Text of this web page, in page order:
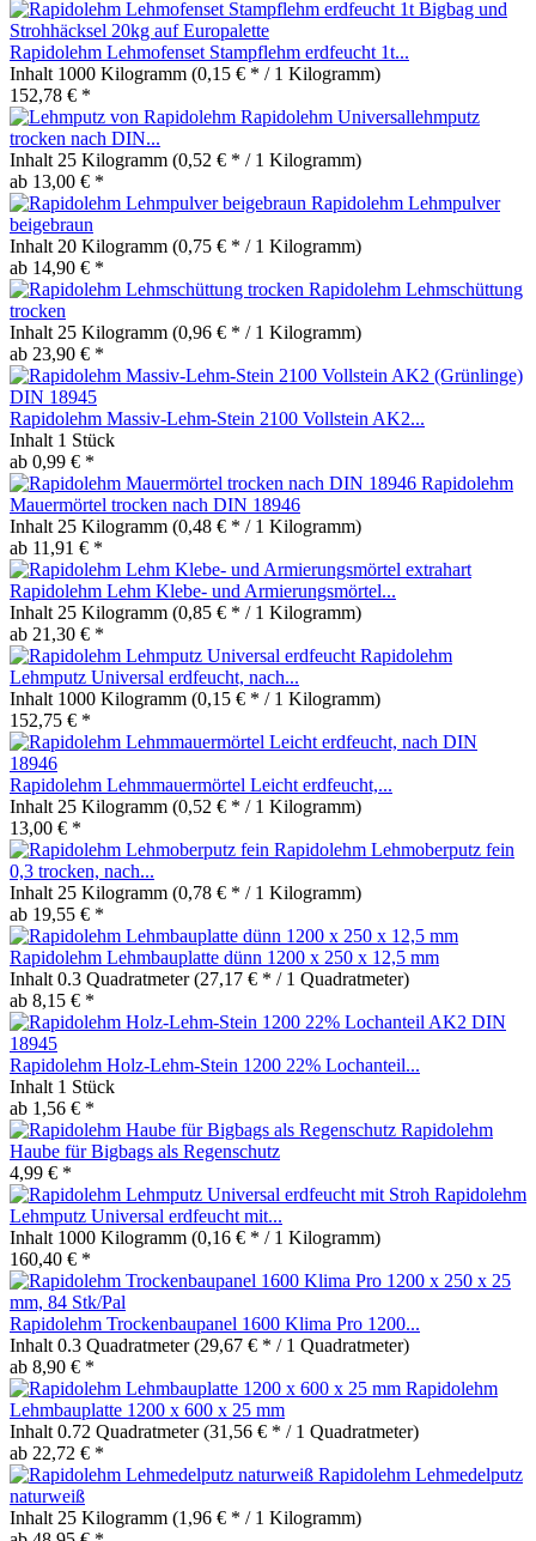
Rapidolehm Lehmofenset Stampflehm erdfeucht 1t...
Inhalt 1000 Kilogramm (0,15 € * / 1 Kilogramm)
152,78 € *
Rapidolehm Universallehmputz
trocken nach DIN...
Inhalt 25 Kilogramm (0,52 € * / 1 Kilogramm)
ab 13,00 € *
Rapidolehm Lehmpulver
beigebraun
Inhalt 20 Kilogramm (0,75 € * / 1 Kilogramm)
ab 14,90 € *
Rapidolehm Lehmschüttung
trocken
Inhalt 25 Kilogramm (0,96 € * / 1 Kilogramm)
ab 23,90 € *
Rapidolehm Massiv-Lehm-Stein 2100 Vollstein AK2...
Inhalt 1 Stück
ab 0,99 € *
Rapidolehm
Mauermörtel trocken nach DIN 18946
Inhalt 25 Kilogramm (0,48 € * / 1 Kilogramm)
ab 11,91 € *
Rapidolehm Lehm Klebe- und Armierungsmörtel...
Inhalt 25 Kilogramm (0,85 € * / 1 Kilogramm)
ab 21,30 € *
Rapidolehm
Lehmputz Universal erdfeucht, nach...
Inhalt 1000 Kilogramm (0,15 € * / 1 Kilogramm)
152,75 € *
Rapidolehm Lehmmauermörtel Leicht erdfeucht,...
Inhalt 25 Kilogramm (0,52 € * / 1 Kilogramm)
13,00 € *
Rapidolehm Lehmoberputz fein
0,3 trocken, nach...
Inhalt 25 Kilogramm (0,78 € * / 1 Kilogramm)
ab 19,55 € *
Rapidolehm Lehmbauplatte dünn 1200 x 250 x 12,5 mm
Inhalt 0.3 Quadratmeter(27,17 € * / 1 Quadratmeter)
ab 8,15 € *
Rapidolehm Holz-Lehm-Stein 1200 22% Lochanteil...
Inhalt 1 Stück
ab 1,56 € *
Rapidolehm
Haube für Bigbags als Regenschutz
4,99 € *
Rapidolehm
Lehmputz Universal erdfeucht mit...
Inhalt 1000 Kilogramm (0,16 € * / 1 Kilogramm)
160,40 € *
Rapidolehm Trockenbaupanel 1600 Klima Pro 1200...
Inhalt 0.3 Quadratmeter(29,67 € * / 1 Quadratmeter)
ab 8,90 € *
Rapidolehm
Lehmbauplatte 1200 x 600 x 25 mm
Inhalt 0.72 Quadratmeter(31,56 € * / 1 Quadratmeter)
ab 22,72 € *
Rapidolehm Lehmedelputz
naturweiß
Inhalt 25 Kilogramm (1,96 € * / 1 Kilogramm)